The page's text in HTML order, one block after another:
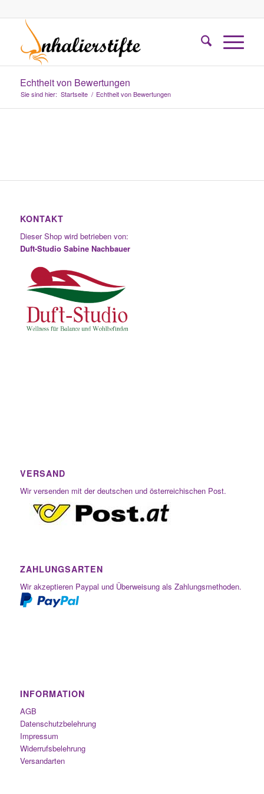
Echtheit von Bewertungen
Sie sind hier: Startseite / Echtheit von Bewertungen
KONTAKT
Dieser Shop wird betrieben von:
Duft-Studio Sabine Nachbauer
VERSAND
Wir versenden mit der deutschen und österreichischen Post.
ZAHLUNGSARTEN
Wir akzeptieren Paypal und Überweisung als Zahlungsmethoden.
INFORMATION
AGB
Datenschutzbelehrung
Impressum
Widerrufsbelehrung
Versandarten